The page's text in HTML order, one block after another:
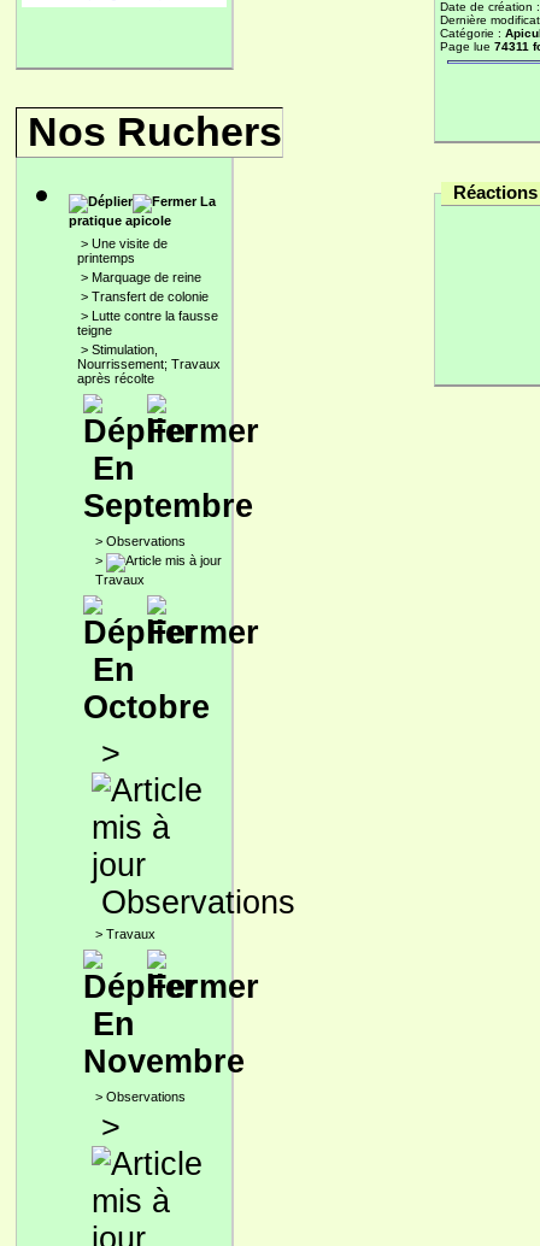
Nos Ruchers
La
pratique apicole
> Une visite de
printemps
> Marquage de reine
> Transfert de colonie
> Lutte contre la fausse
teigne
> Stimulation,
Nourrissement; Travaux
après récolte
En
Septembre
> Observations
>
Travaux
En
Octobre
>
Observations
> Travaux
En
Novembre
> Observations
>
Date de création
Dernière
Catégorie :
Page lue 74311